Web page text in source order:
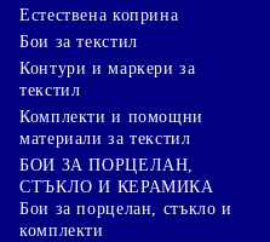
Естествена коприна
Бои за текстил
Контури и маркери за
текстил
Комплекти и помощни
материали за текстил
БОИ ЗА ПОРЦЕЛАН,
СТЪКЛО И КЕРАМИКА
Бои за порцелан, стъкло и
комплекти